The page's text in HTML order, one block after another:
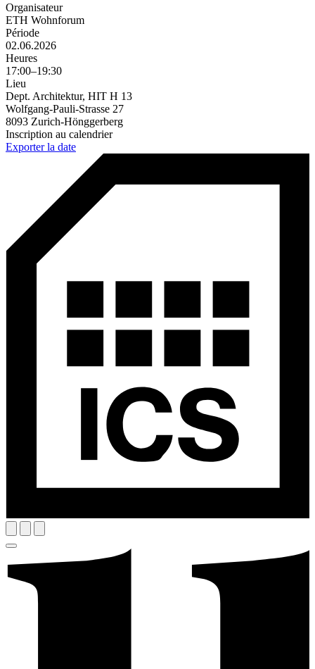
Organisateur
ETH Wohnforum
Période
02.06.2026
Heures
17:00–19:30
Lieu
Dept. Architektur, HIT H 13
Wolfgang-Pauli-Strasse 27
8093 Zurich-Hönggerberg
Inscription au calendrier
Exporter la date